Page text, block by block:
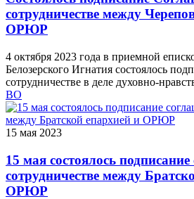
сотрудничестве между
ОРЮР
4 октября 2023 года в приемной
Белозерского Игнатия состоялось
сотрудничестве в деле духовно-
ВО
15 мая 2023
15 мая состоялось
сотрудничестве между
ОРЮР